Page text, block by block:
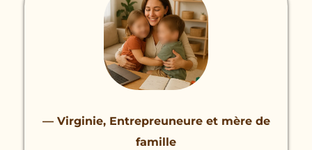
— Virginie, Entrepreuneure et mère de
famille